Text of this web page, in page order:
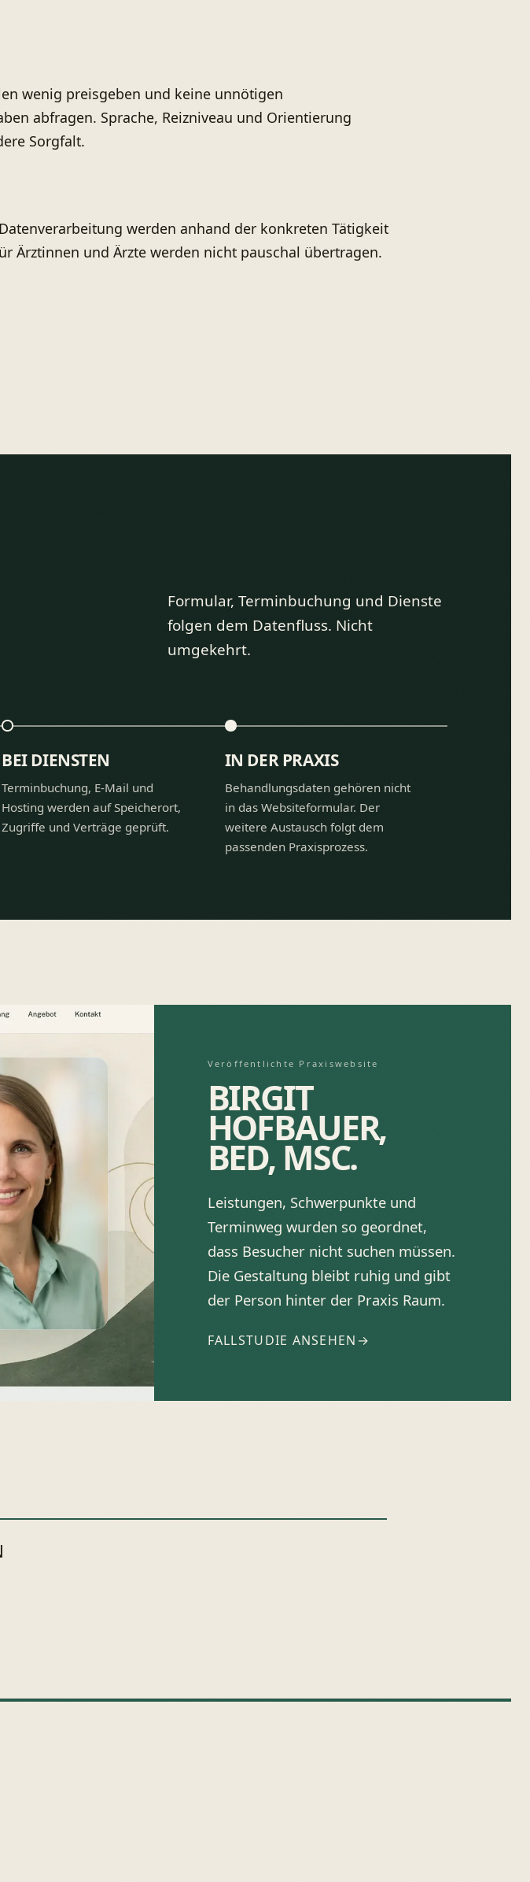
wenig preisgeben und keine unnötigen
abfragen. Sprache, Reizniveau und Orientierung
Sorgfalt.
werden anhand der konkreten Tätigkeit
Ärztinnen und Ärzte werden nicht pauschal übertragen.
Formular, Terminbuchung und Dienste
folgen dem Datenfluss. Nicht
umgekehrt.
BEI DIENSTEN
Terminbuchung, E-Mail und
Hosting werden auf Speicherort,
Zugriffe und Verträge geprüft.
IN DER PRAXIS
Behandlungsdaten gehören nicht
in das Websiteformular. Der
weitere Austausch folgt dem
passenden Praxisprozess.
Veröffentlichte Praxiswebsite
BIRGIT
HOFBAUER,
BED, MSC.
Leistungen, Schwerpunkte und
Terminweg wurden so geordnet,
dass Besucher nicht suchen müssen.
Die Gestaltung bleibt ruhig und gibt
der Person hinter der Praxis Raum.
FALLSTUDIE ANSEHEN →